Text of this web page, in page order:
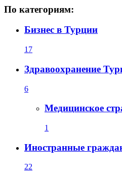
По категориям:
Бизнес в Турции
17
Здравоохранение
6
Медицинское
1
Иностранные
22